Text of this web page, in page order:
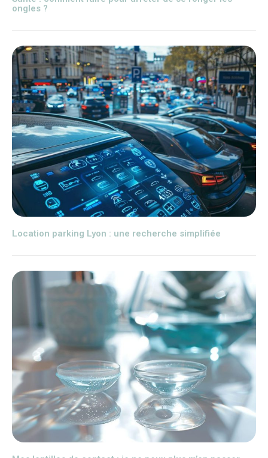
ongles ?
Location parking Lyon : une recherche simplifiée